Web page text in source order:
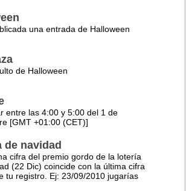
una entrada de Halloween
de Halloween
entre las 4:00 y 5:00 del 1 de
[GMT +01:00 (CET)]
de navidad
cifra del premio gordo de la lotería
(22 Dic) coincide con la última cifra
tu registro. Ej: 23/09/2010 jugarías